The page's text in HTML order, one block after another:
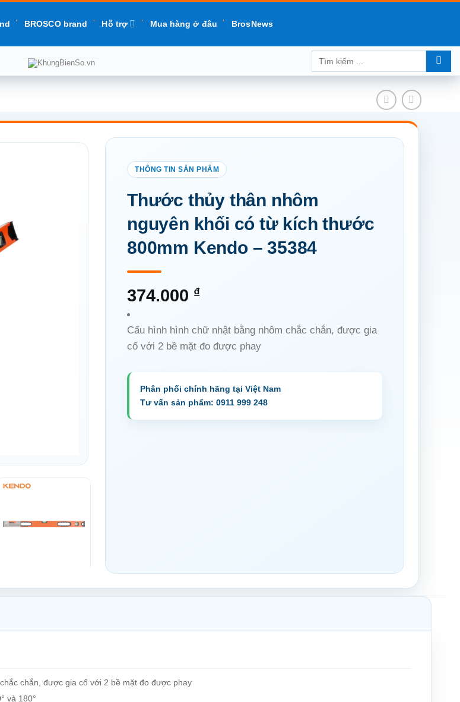
BROSCO brand Hỗ trợ Mua hàng ở đâu BrosNews
Tìm
Thước thủy thân nhôm
nguyên khối có từ kích thước
800mm Kendo – 35384
374.000 ₫
Cấu hình hình chữ nhật bằng nhôm chắc chắn, được gia
cố với 2 bề mặt đo được phay
chắn, được gia cố với 2 bề mặt đo được phay
và 180°